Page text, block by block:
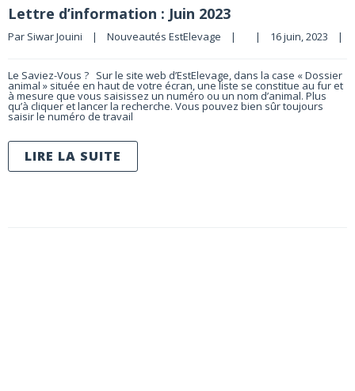
Lettre d’information : Juin 2023
Par Siwar Jouini | Nouveautés EstElevage | | 16 juin, 2023 |
Le Saviez-Vous ? Sur le site web d’EstElevage, dans la case « Dossier
animal » située en haut de votre écran, une liste se constitue au fur et
à mesure que vous saisissez un numéro ou un nom d’animal. Plus
qu’à cliquer et lancer la recherche. Vous pouvez bien sûr toujours
saisir le numéro de travail
LIRE LA SUITE